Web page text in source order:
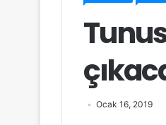
Ocak 16, 2019